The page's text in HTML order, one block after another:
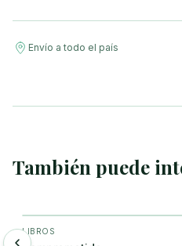
Envío a todo el país
También puede
LIBROS